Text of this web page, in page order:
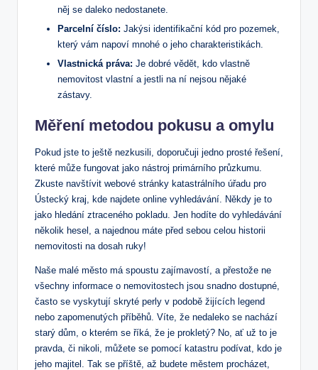
něj se daleko nedostanete.
Parcelní číslo: Jakýsi identifikační kód pro pozemek,
který vám napoví mnohé o jeho charakteristikách.
Vlastnická práva: Je dobré vědět, kdo vlastně
nemovitost vlastní a jestli na ní nejsou nějaké
zástavy.
Měření metodou pokusu a omylu
Pokud jste to ještě nezkusili, doporučuji jedno prosté řešení,
které může fungovat jako nástroj primárního průzkumu.
Zkuste navštívit webové stránky katastrálního úřadu pro
Ústecký kraj, kde najdete online vyhledávání. Někdy je to
jako hledání ztraceného pokladu. Jen hodíte do vyhledávání
několik hesel, a najednou máte před sebou celou historii
nemovitosti na dosah ruky!
Naše malé město má spoustu zajímavostí, a přestože ne
všechny informace o nemovitostech jsou snadno dostupné,
často se vyskytují skryté perly v podobě žijících legend
nebo zapomenutých příběhů. Víte, že nedaleko se nachází
starý dům, o kterém se říká, že je prokletý? No, ať už to je
pravda, či nikoli, můžete se pomocí katastru podívat, kdo je
jeho majitel. Tak se příště, až budete městem procházet,